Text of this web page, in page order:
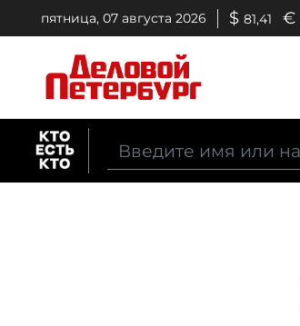
пятница, 07 августа 2026 $ 81,41 €